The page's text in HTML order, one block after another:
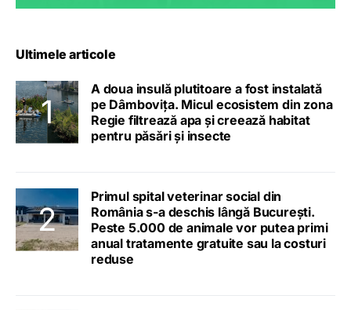
Ultimele articole
A doua insulă plutitoare a fost instalată
pe Dâmbovița. Micul ecosistem din zona
Regie filtrează apa și creează habitat
pentru păsări și insecte
Primul spital veterinar social din
România s-a deschis lângă București.
Peste 5.000 de animale vor putea primi
anual tratamente gratuite sau la costuri
reduse